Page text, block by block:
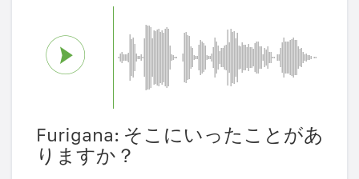
Furigana: そこにいったことがあ
りますか？